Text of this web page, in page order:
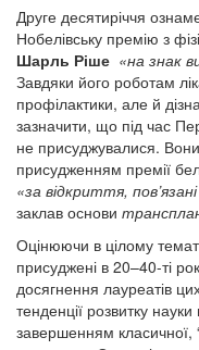
Друге десятиріччя
Нобелівську премію з
Шарль Ріше «на знак
Завдяки його роботам
профілактики, але й
зазначити, що під час
не присуджувалися.
присудженням премії
«за відкриття,
заклав основи
Оцінюючи в цілому
присуджені в 20–40-ті
досягнення лауреатів
тенденції розвитку
завершенням класичної,